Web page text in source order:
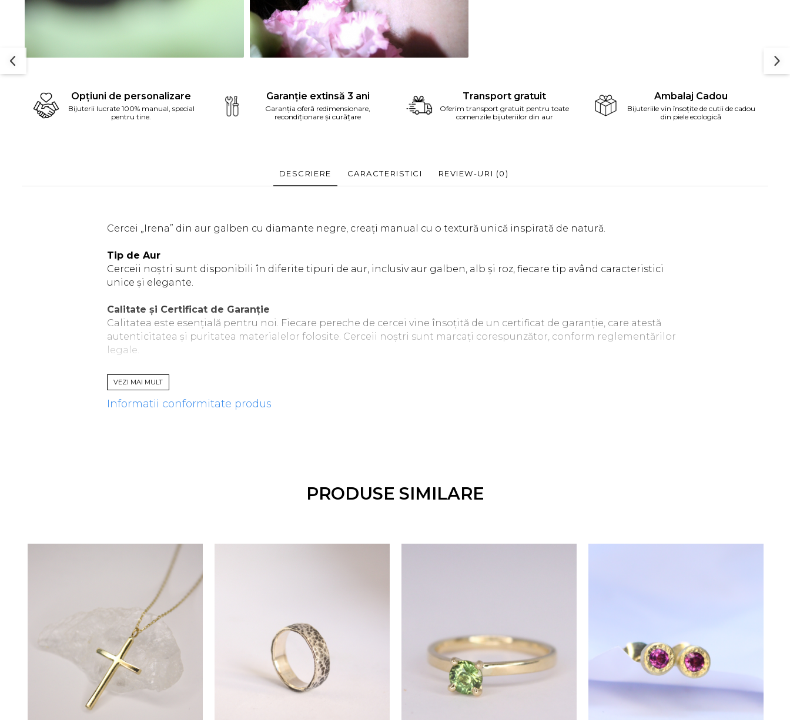
Facebook
Opțiuni de personalizare
Bijuterii lucrate 100% manual, special
pentru tine.
Garanție extinsă 3 ani
Garanția oferă redimensionare,
recondiționare și curățare
Transport gratuit
Oferim transport gratuit pentru toate
comenzile bijuteriilor din aur
Ambalaj Cadou
Bijuteriile vin însoțite de cutii de cadou
din piele ecologică
DESCRIERE CARACTERISTICI REVIEW-URI (0)
Cercei „Irena” din aur galben cu diamante negre, creați manual cu o textură unică inspirată de natură.
Tip de Aur
Cerceii noștri sunt disponibili în diferite tipuri de aur, inclusiv aur galben, alb și roz, fiecare tip având caracteristici
unice și elegante.
Calitate și Certificat de Garanție
Calitatea este esențială pentru noi. Fiecare pereche de cercei vine însoțită de un certificat de garanție, care atestă
autenticitatea și puritatea materialelor folosite. Cerceii noștri sunt marcați corespunzător, conform reglementărilor
legale.
Detalii și Particularități
Cerceii, lucrați manual, pot avea mici variații față de imaginea de prezentare, fiecare piesă fiind realizată cu grijă și
precizie, garantând o bijuterie deosebită, perfectă pentru orice ocazie specială.
Transportul este gratuit pentru toate produsele din aur.
VEZI MAI MULT
Informatii conformitate produs
PRODUSE SIMILARE